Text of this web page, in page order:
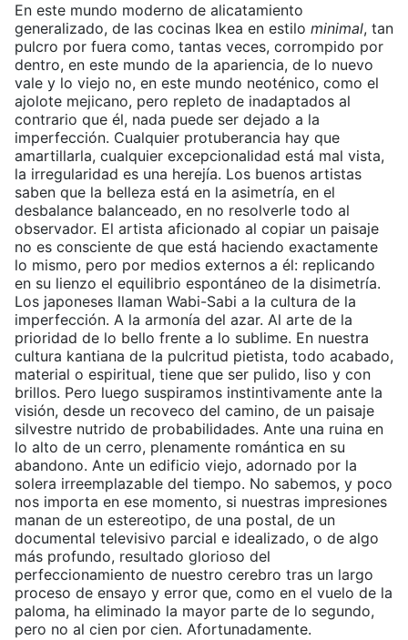
En este mundo moderno de alicatamiento
generalizado, de las cocinas Ikea en estilo minimal, tan
pulcro por fuera como, tantas veces, corrompido por
dentro, en este mundo de la apariencia, de lo nuevo
vale y lo viejo no, en este mundo neoténico, como el
ajolote mejicano, pero repleto de inadaptados al
contrario que él, nada puede ser dejado a la
imperfección. Cualquier protuberancia hay que
amartillarla, cualquier excepcionalidad está mal vista,
la irregularidad es una herejía. Los buenos artistas
saben que la belleza está en la asimetría, en el
desbalance balanceado, en no resolverle todo al
observador. El artista aficionado al copiar un paisaje
no es consciente de que está haciendo exactamente
lo mismo, pero por medios externos a él: replicando
en su lienzo el equilibrio espontáneo de la disimetría.
Los japoneses llaman Wabi-Sabi a la cultura de la
imperfección. A la armonía del azar. Al arte de la
prioridad de lo bello frente a lo sublime. En nuestra
cultura kantiana de la pulcritud pietista, todo acabado,
material o espiritual, tiene que ser pulido, liso y con
brillos. Pero luego suspiramos instintivamente ante la
visión, desde un recoveco del camino, de un paisaje
silvestre nutrido de probabilidades. Ante una ruina en
lo alto de un cerro, plenamente romántica en su
abandono. Ante un edificio viejo, adornado por la
solera irreemplazable del tiempo. No sabemos, y poco
nos importa en ese momento, si nuestras impresiones
manan de un estereotipo, de una postal, de un
documental televisivo parcial e idealizado, o de algo
más profundo, resultado glorioso del
perfeccionamiento de nuestro cerebro tras un largo
proceso de ensayo y error que, como en el vuelo de la
paloma, ha eliminado la mayor parte de lo segundo,
pero no al cien por cien. Afortunadamente.